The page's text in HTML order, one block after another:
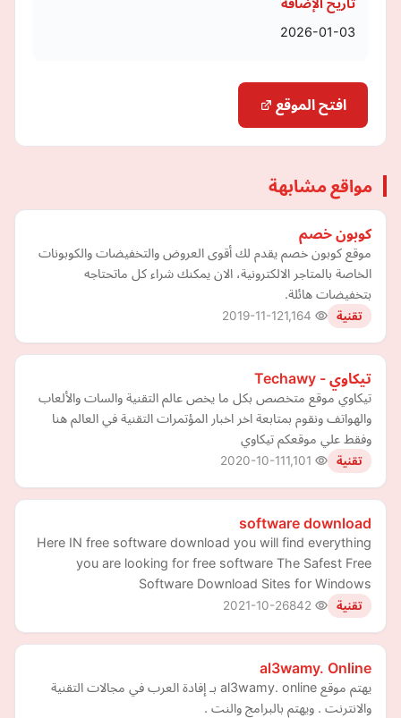
تاريخ الإضافة
2026-01-03
افتح الموقع
مواقع مشابهة
كوبون خصم
موقع كوبون خصم يقدم لك أقوى العروض والتخفيضات والكوبونات
الخاصة بالمتاجر الالكترونية، الان يمكنك شراء كل ماتحتاجه
بتخفيضات هائلة.
تقنية 2019-11-12
تيكاوي - Techawy
تيكاوي موقع متخصص بكل ما يخص عالم التقنية والسات والألعاب
والهواتف ونقوم بمتابعة اخر اخبار المؤتمرات التقنية في العالم هنا
وفقط علي موقعكم تيكاوي
تقنية 2020-10-11
software download
Here IN free software download you will find everything
you are looking for free software The Safest Free
Software Download Sites for Windows
تقنية 2021-10-26
al3wamy. Online
يهتم موقع al3wamy. online بـ إفادة العرب في مجالات التقنية
والانترنت . ويهتم بالبرامج والنت .